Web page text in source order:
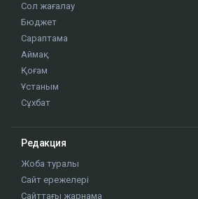
Сол жағалау
Бюджет
Сараптама
Аймақ
Қоғам
Ұстаным
Сұхбат
Редакция
Жоба туралы
Сайт ережелері
Сайттағы жарнама